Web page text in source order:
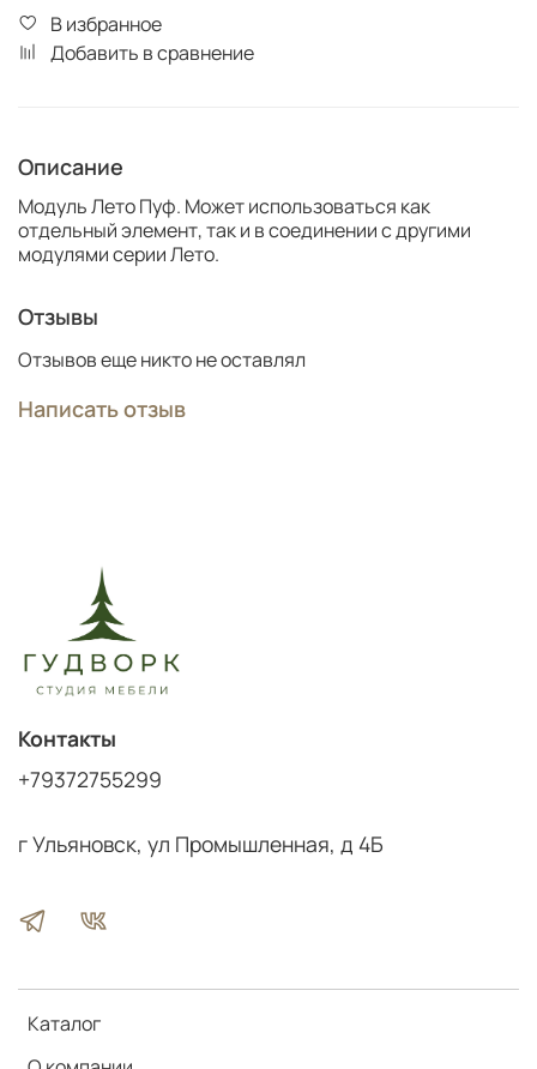
В избранное
Добавить в сравнение
Описание
Модуль Лето Пуф. Может использоваться как
отдельный элемент, так и в соединении с другими
модулями серии Лето.
Отзывы
Отзывов еще никто не оставлял
Написать отзыв
Каталог
Контакты
+79372755299
г Ульяновск, ул Промышленная, д 4Б